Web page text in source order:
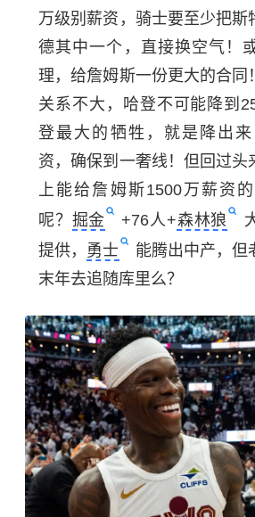
万级别薪资，骑士要至少把斯
德其中一个，直接换空气！
理，给詹姆斯一份更大的合同
关系不大，哈登不可能降到
登最大的牺牲，就是降出
资，确保到一奢线！但回过头
上能给詹姆斯1500万薪资
呢？ 掘金 +76人+森林狼
提供， 勇士
能腾出中产，但
末年去追随库里么？